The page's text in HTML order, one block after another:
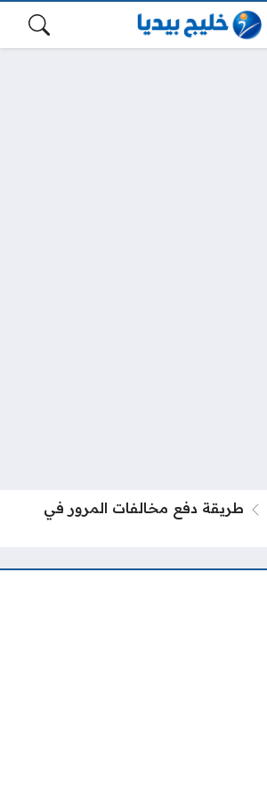
طريقة دفع مخالفات المرور في